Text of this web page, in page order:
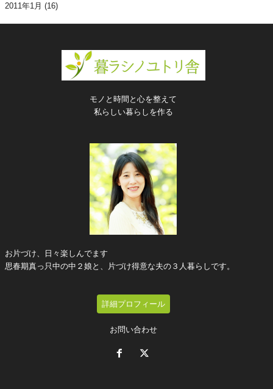
2011年1月 (16)
モノと時間と心を整えて
私らしい暮らしを作る
お片づけ、日々楽しんでます
思春期真っ只中の中２娘と、片づけ得意な夫の３人暮らしです。
詳細プロフィール
お問い合わせ